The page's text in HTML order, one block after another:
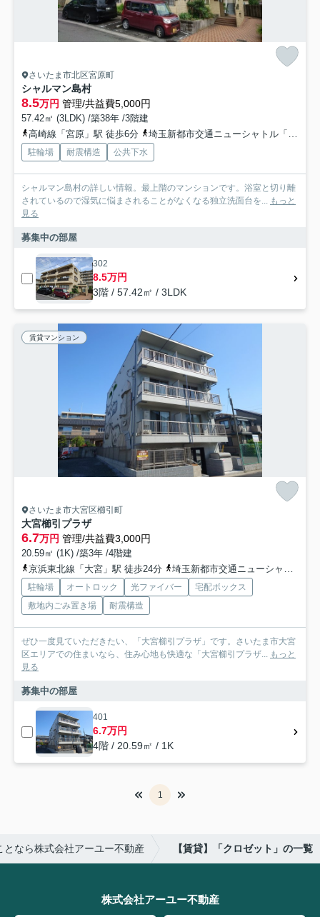
さいたま市北区宮原町
シャルマン島村
8.5万円 管理/共益費5,000円
57.42㎡ (3LDK) /築38年 /3階建
高崎線「宮原」駅 徒歩6分
埼玉新都市交通ニューシャトル「加茂宮」駅 徒歩10分
駐輪場 耐震構造 公共下水
シャルマン島村の詳しい情報。最上階のマンションです。浴室と切り離
されているので湿気に悩まされることがなくなる独立洗面台を... もっと
見る
募集中の部屋
302
8.5万円
3階 / 57.42㎡ / 3LDK
賃貸マンション
さいたま市大宮区櫛引町
大宮櫛引プラザ
6.7万円 管理/共益費3,000円
20.59㎡ (1K) /築3年 /4階建
京浜東北線「大宮」駅 徒歩24分
埼玉新都市交通ニューシャトル「鉄道博物館（大成）」駅 徒歩15分
駐輪場 オートロック 光ファイバー
宅配ボックス
敷地内ごみ置き場
耐震構造
ぜひ一度見ていただきたい、「大宮櫛引プラザ」です。さいたま市大宮
区エリアでの住まいなら、住み心地も快適な「大宮櫛引プラザ... もっと
見る
募集中の部屋
401
6.7万円
4階 / 20.59㎡ / 1K
1
となら株式会社アーユー不動産 【賃貸】「クロゼット」の一覧
株式会社アーユー不動産